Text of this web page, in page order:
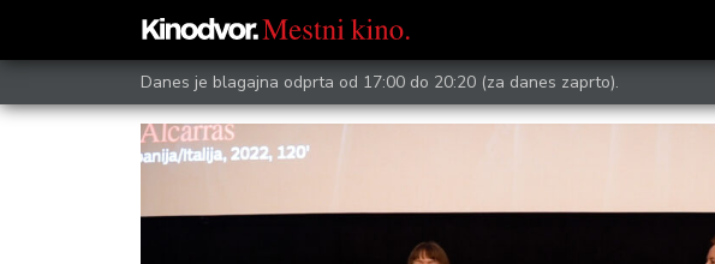
Danes je blagajna odprta od 17:00 do 20:20 (za danes zaprto).